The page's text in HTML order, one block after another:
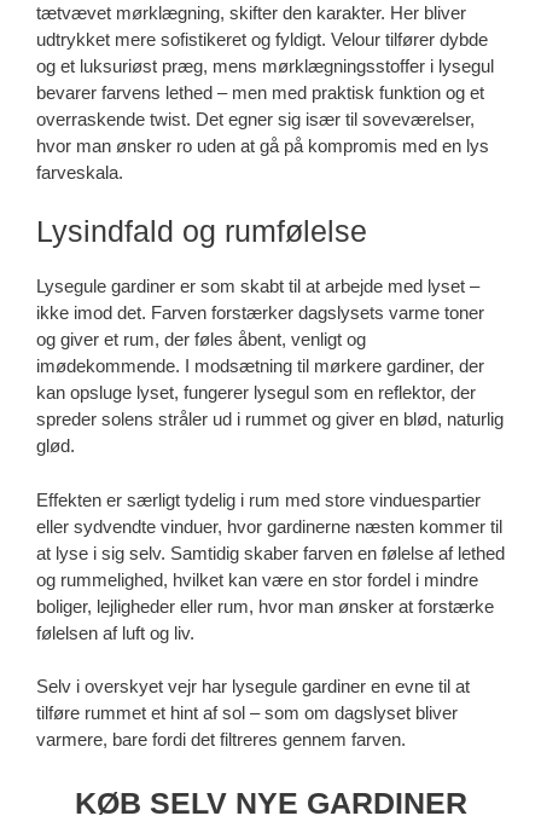
tætvævet mørklægning, skifter den karakter. Her bliver
udtrykket mere sofistikeret og fyldigt. Velour tilfører dybde
og et luksuriøst præg, mens mørklægningsstoffer i lysegul
bevarer farvens lethed – men med praktisk funktion og et
overraskende twist. Det egner sig især til soveværelser,
hvor man ønsker ro uden at gå på kompromis med en lys
farveskala.
Lysindfald og rumfølelse
Lysegule gardiner er som skabt til at arbejde med lyset –
ikke imod det. Farven forstærker dagslysets varme toner
og giver et rum, der føles åbent, venligt og
imødekommende. I modsætning til mørkere gardiner, der
kan opsluge lyset, fungerer lysegul som en reflektor, der
spreder solens stråler ud i rummet og giver en blød, naturlig
glød.
Effekten er særligt tydelig i rum med store vinduespartier
eller sydvendte vinduer, hvor gardinerne næsten kommer til
at lyse i sig selv. Samtidig skaber farven en følelse af lethed
og rummelighed, hvilket kan være en stor fordel i mindre
boliger, lejligheder eller rum, hvor man ønsker at forstærke
følelsen af luft og liv.
Selv i overskyet vejr har lysegule gardiner en evne til at
tilføre rummet et hint af sol – som om dagslyset bliver
varmere, bare fordi det filtreres gennem farven.
KØB SELV NYE GARDINER